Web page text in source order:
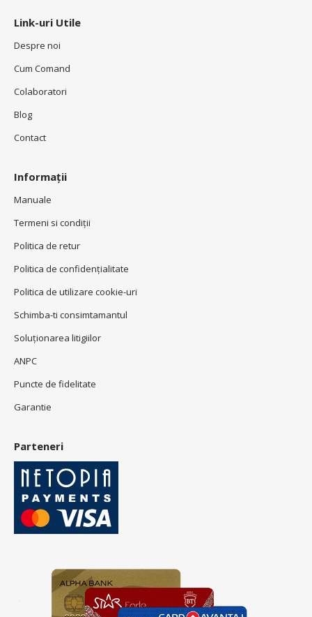
Link-uri Utile
Despre noi
Cum Comand
Colaboratori
Blog
Contact
Informații
Manuale
Termeni si condiţii
Politica de retur
Politica de confidenţialitate
Politica de utilizare cookie-uri
Schimba-ti consimtamantul
Soluționarea litigiilor
ANPC
Puncte de fidelitate
Garantie
Parteneri